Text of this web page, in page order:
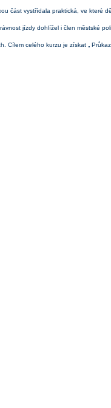
část vystřídala praktická, ve které
jízdy dohlížel i člen městské
celého kurzu je získat „